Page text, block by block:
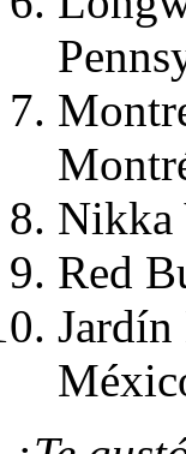
Nikka
Red
Jardín